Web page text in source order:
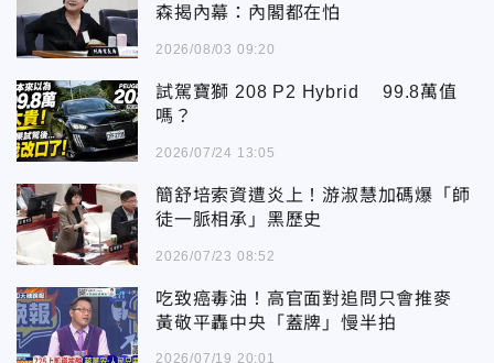
森揭內幕：內閣都在怕
2026/08/03 09:20
試駕寶獅 208 P2 Hybrid 99.8萬值
嗎？
2026/07/24 13:05
簡舒培索資遭炎上！游淑慧加碼爆「師
徒一脈相承」黑歷史
2026/07/23 08:52
吃致癌毒油！高官面對追問只會推麥
黃敬平轟中央「蓋牌」慢半拍
2026/07/19 20:01